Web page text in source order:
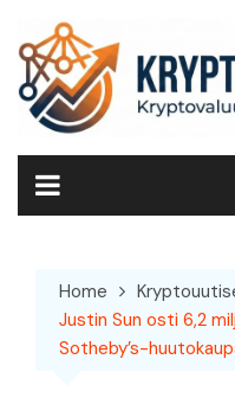
content
Home
Justin Sun osti 6,2
Sotheby’s-